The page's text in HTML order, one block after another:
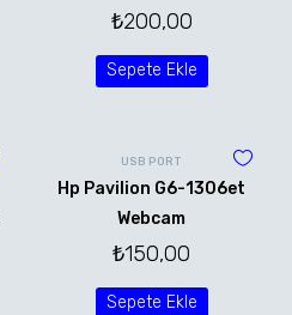
₺200,00
Sepete Ekle
USB PORT
Hp Pavilion G6-1306et
Webcam
₺150,00
Sepete Ekle